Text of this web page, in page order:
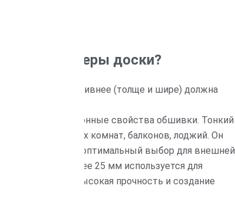
размеры доски?
фасад, тем массивнее (толще и шире) должна
и теплоизоляционные свойства обшивки. Тонкий
отделки жилых комнат, балконов, лоджий. Он
вид. 16-25 мм — оптимальный выбор для внешней
толщиной более 25 мм используется для
где важна высокая прочность и создание